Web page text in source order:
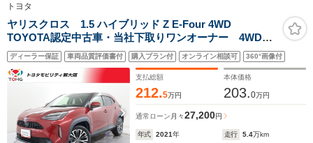
トヨタ
ヤリスクロス 1.5 ハイブリッド Z E-Four 4WD
TOYOTA認定中古車・当社下取りワンオーナー 4WD
フルセグ メモリーナビ DVD再生 ミュージックプレ
イヤー接続可 バックカメラ 衝突被害軽減システム
ETC LEDヘッドランプ 記録簿
ディーラー保証 車両品質評価書付 購入プラン付 オンライン相談可 360°画像付
支払総額
212.5万円
本体価格
203.0万円
通常ローン 月々27,200円
年式 2021年 走行 5.4万km